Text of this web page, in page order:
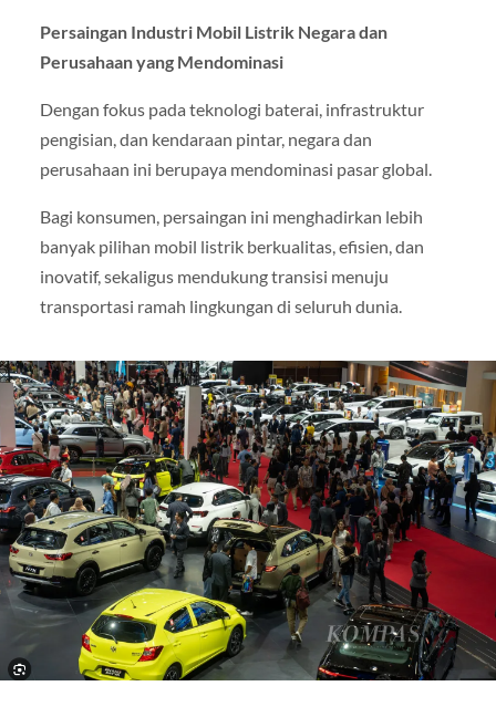
Persaingan Industri Mobil Listrik Negara dan
Perusahaan yang Mendominasi
Dengan fokus pada teknologi baterai, infrastruktur
pengisian, dan kendaraan pintar, negara dan
perusahaan ini berupaya mendominasi pasar global.
Bagi konsumen, persaingan ini menghadirkan lebih
banyak pilihan mobil listrik berkualitas, efisien, dan
inovatif, sekaligus mendukung transisi menuju
transportasi ramah lingkungan di seluruh dunia.